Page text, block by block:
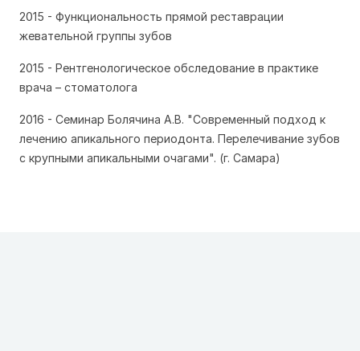
2015 - Функциональность прямой реставрации
жевательной группы зубов
2015 - Рентгенологическое обследование в практике
врача – стоматолога
2016 - Семинар Болячина А.В. "Современный подход к
лечению апикального периодонта. Перелечивание зубов
с крупными апикальными очагами". (г. Самара)